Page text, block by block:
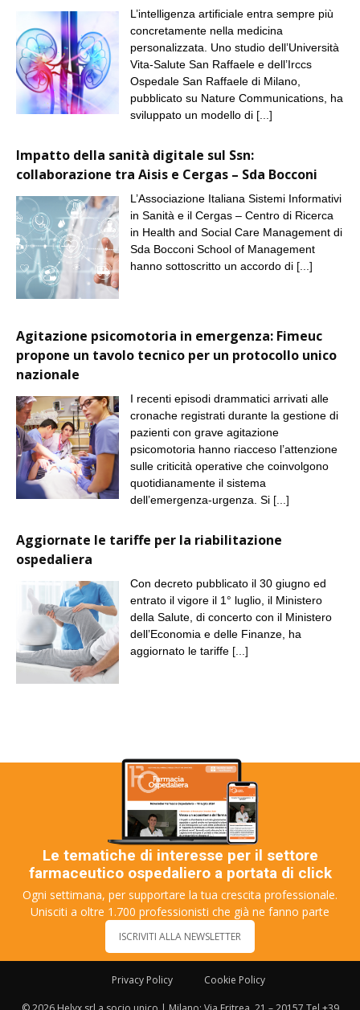
L’intelligenza artificiale entra sempre più
concretamente nella medicina
personalizzata. Uno studio dell’Università
Vita-Salute San Raffaele e dell’Irccs
Ospedale San Raffaele di Milano,
pubblicato su Nature Communications, ha
sviluppato un modello di [...]
Impatto della sanità digitale sul Ssn:
collaborazione tra Aisis e Cergas – Sda Bocconi
L’Associazione Italiana Sistemi Informativi
in Sanità e il Cergas – Centro di Ricerca
in Health and Social Care Management di
Sda Bocconi School of Management
hanno sottoscritto un accordo di [...]
Agitazione psicomotoria in emergenza: Fimeuc
propone un tavolo tecnico per un protocollo unico
nazionale
I recenti episodi drammatici arrivati alle
cronache registrati durante la gestione di
pazienti con grave agitazione
psicomotoria hanno riacceso l’attenzione
sulle criticità operative che coinvolgono
quotidianamente il sistema
dell’emergenza-urgenza. Si [...]
Aggiornate le tariffe per la riabilitazione
ospedaliera
Con decreto pubblicato il 30 giugno ed
entrato il vigore il 1° luglio, il Ministero
della Salute, di concerto con il Ministero
dell’Economia e delle Finanze, ha
aggiornato le tariffe [...]
Le tematiche di interesse per il settore
farmaceutico ospedaliero a portata di click
Ogni settimana, per supportare la tua crescita professionale.
Unisciti a oltre 1.700 professionisti che già ne fanno parte
ISCRIVITI ALLA NEWSLETTER
Privacy Policy Cookie Policy